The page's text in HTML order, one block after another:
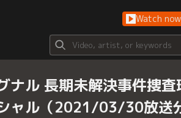
Watch now
ナル 長期未解決事件捜査
ャル（2021/03/30放送